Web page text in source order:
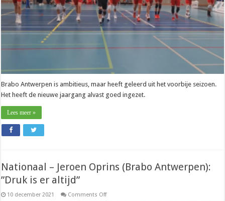
Brabo Antwerpen is ambitieus, maar heeft geleerd uit het voorbije seizoen.
Het heeft de nieuwe jaargang alvast goed ingezet.
Lees meer »
Nationaal – Jeroen Oprins (Brabo Antwerpen):
”Druk is er altijd”
10 december 2021 Comments Offon